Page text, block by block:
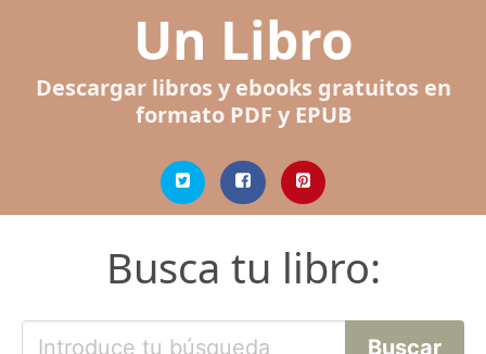
Un Libro
Descargar libros y ebooks gratuitos en
formato PDF y EPUB
Busca tu libro: